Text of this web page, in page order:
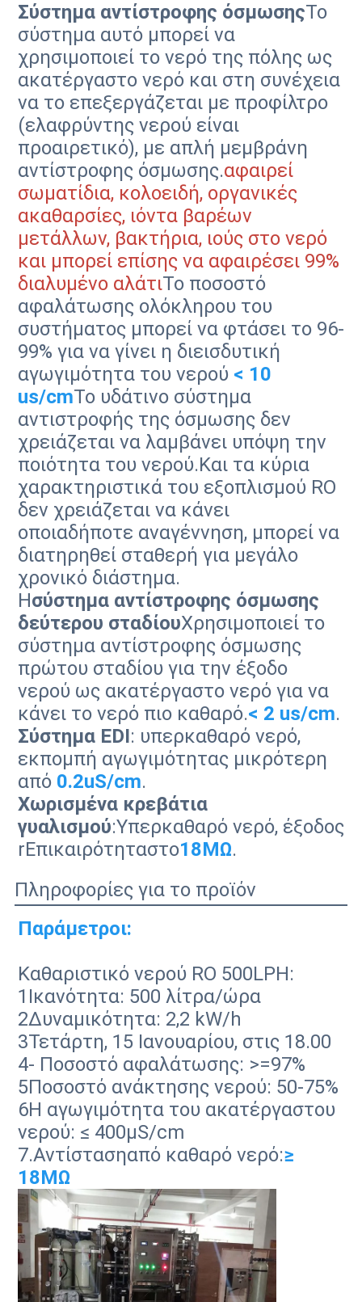
Σύστημα αντίστροφης όσμωσηςΤο
σύστημα αυτό μπορεί να
χρησιμοποιεί το νερό της πόλης ως
ακατέργαστο νερό και στη συνέχεια
να το επεξεργάζεται με προφίλτρο
(ελαφρύντης νερού είναι
προαιρετικό), με απλή μεμβράνη
αντίστροφης όσμωσης.αφαιρεί
σωματίδια, κολοειδή, οργανικές
ακαθαρσίες, ιόντα βαρέων
μετάλλων, βακτήρια, ιούς στο νερό
και μπορεί επίσης να αφαιρέσει 99%
διαλυμένο αλάτιΤο ποσοστό
αφαλάτωσης ολόκληρου του
συστήματος μπορεί να φτάσει το 96-
99% για να γίνει η διεισδυτική
αγωγιμότητα του νερού < 10
us/cmΤο υδάτινο σύστημα
αντιστροφής της όσμωσης δεν
χρειάζεται να λαμβάνει υπόψη την
ποιότητα του νερού.Και τα κύρια
χαρακτηριστικά του εξοπλισμού RO
δεν χρειάζεται να κάνει
οποιαδήποτε αναγέννηση, μπορεί να
διατηρηθεί σταθερή για μεγάλο
χρονικό διάστημα.
Ησύστημα αντίστροφης όσμωσης
δεύτερου σταδίουΧρησιμοποιεί το
σύστημα αντίστροφης όσμωσης
πρώτου σταδίου για την έξοδο
νερού ως ακατέργαστο νερό για να
κάνει το νερό πιο καθαρό.< 2 us/cm.
Σύστημα EDI: υπερκαθαρό νερό,
εκπομπή αγωγιμότητας μικρότερη
από 0.2uS/cm.
Χωρισμένα κρεβάτια
γυαλισμού:Υπερκαθαρό νερό, έξοδος
rΕπικαιρότηταστο18MΩ.
Πληροφορίες για το προϊόν
Παράμετροι:
Καθαριστικό νερού RO 500LPH:
1Ικανότητα: 500 λίτρα/ώρα
2Δυναμικότητα: 2,2 kW/h
3Τετάρτη, 15 Ιανουαρίου, στις 18.00
4- Ποσοστό αφαλάτωσης: >=97%
5Ποσοστό ανάκτησης νερού: 50-75%
6Η αγωγιμότητα του ακατέργαστου
νερού: ≤ 400μS/cm
7.Αντίστασηαπό καθαρό νερό:≥
18MΩ